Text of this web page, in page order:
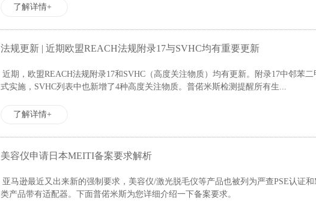
了解详情+
法规更新 | 近期欧盟REACH法规附录17与SVHC均有重要更新
近期，欧盟REACH法规附录17和SVHC（高度关注物质）均有更新。附录17中邻苯
式实施，SVHC列表中也新增了4种高度关注物质。普偌米斯检测提醒所有生...
了解详情+
美容仪申请日本MEITI备案要求解析
亚马逊最近又出来新的强制要求，美容仪/激光脱毛仪等产品也被列为严查PSE认证
类产品带有适配器。下面普偌米斯为您详细介绍一下备案要求。